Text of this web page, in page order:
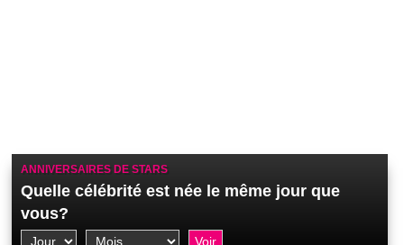
ANNIVERSAIRES DE STARS
Quelle célébrité est née le même jour que
vous?